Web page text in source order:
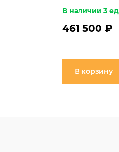
В наличии 3 ед
461 500 ₽
В корзину